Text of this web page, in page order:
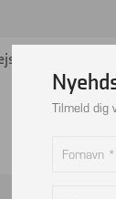
sælges kun i par
Tilmeld dig